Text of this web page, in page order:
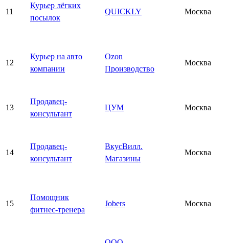
11
Курьер лёгких
посылок
QUICKLY Москва
12
Курьер на авто
компании
Ozon
Производство
Москва
13
Продавец-
консультант
ЦУМ Москва
14
Продавец-
консультант
ВкусВилл.
Магазины
Москва
15
Помощник
фитнес-тренера
Jobers Москва